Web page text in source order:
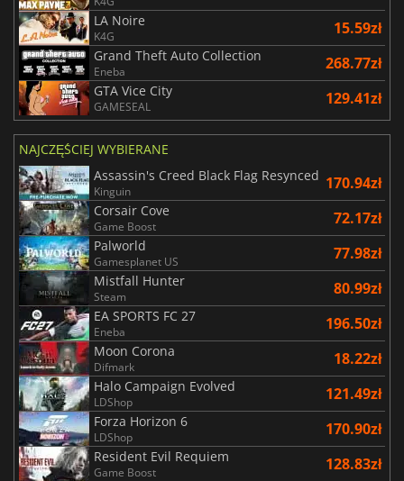
LA Noire
K4G 15.59zł
Grand Theft Auto Collection
Eneba 268.77zł
GTA Vice City
GAMESEAL 129.41zł
NAJCZĘŚCIEJ WYBIERANE
Assassin's Creed Black Flag Resynced
Kinguin 170.94zł
Corsair Cove
Game Boost 72.17zł
Palworld
Gamesplanet US 77.98zł
Mistfall Hunter
Steam 80.99zł
EA SPORTS FC 27
Eneba 196.50zł
Moon Corona
Difmark 18.22zł
Halo Campaign Evolved
LDShop 121.49zł
Forza Horizon 6
LDShop 170.90zł
Resident Evil Requiem
Game Boost 128.83zł